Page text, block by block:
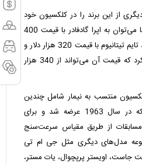
از این برند را در کلکسیون خود
به رخ می‌کشد که از میان آن‌ها می‌توان به اپرا گادفادر با قیمت 400
هزار دلار، اپیک اس اف 24 ورلد تایم تیتانیوم با قیمت 320 هزار دلار و
بوگاتی شیرون توربیلون اشاره کرد که قیمت آن می‌تواند از 340 هزار
منتسب به نیمار شامل چندین
نسخه از دیتونا است، مدلی که در سال 1963 عرضه شد و برای
از طریق مقیاس سرعت‌سنج
مدل‌های دیگری مثل جی ام تی
دیت جاست، اویستر پرپچوال، یات مستر،